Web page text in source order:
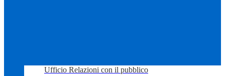
Ufficio Relazioni con il pubblico